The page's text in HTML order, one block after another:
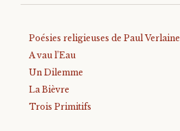
Poésies religieuses de Paul Verlaine
A vau l’Eau
Un Dilemme
La Bièvre
Trois Primitifs